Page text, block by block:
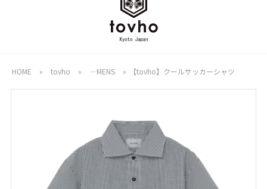
HOME » tovho » ―MENS » 【tovho】クールサッカーシャツ